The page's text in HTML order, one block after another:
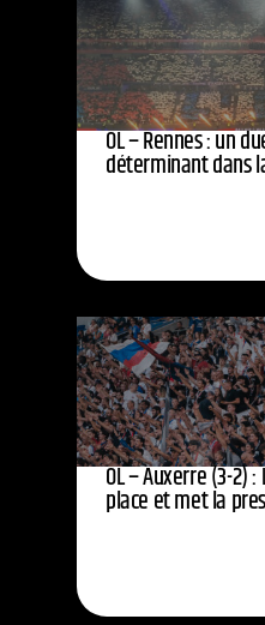
OL – Rennes : un
déterminant dans
OL – Auxerre (3-2)
place et met la